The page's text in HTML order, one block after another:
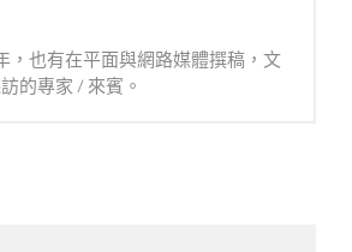
，也有在平面與網路媒體撰稿，文
的專家 / 來賓。